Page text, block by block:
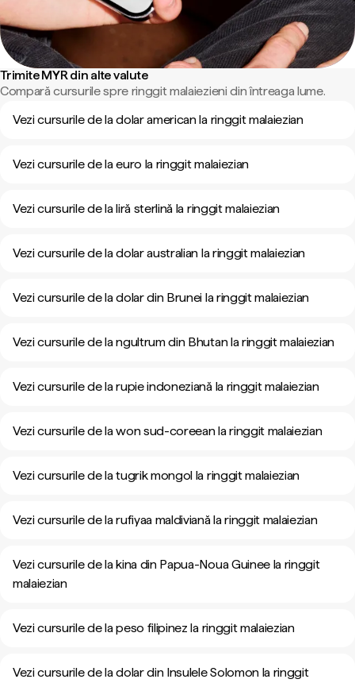
Trimite MYR din alte valute
Compară cursurile spre ringgit malaiezieni din întreaga lume.
Vezi cursurile de la dolar american la ringgit malaiezian
Vezi cursurile de la euro la ringgit malaiezian
Vezi cursurile de la liră sterlină la ringgit malaiezian
Vezi cursurile de la dolar australian la ringgit malaiezian
Vezi cursurile de la dolar din Brunei la ringgit malaiezian
Vezi cursurile de la ngultrum din Bhutan la ringgit malaiezian
Vezi cursurile de la rupie indoneziană la ringgit malaiezian
Vezi cursurile de la won sud-coreean la ringgit malaiezian
Vezi cursurile de la tugrik mongol la ringgit malaiezian
Vezi cursurile de la rufiyaa maldiviană la ringgit malaiezian
Vezi cursurile de la kina din Papua-Noua Guinee la ringgit
malaiezian
Vezi cursurile de la peso filipinez la ringgit malaiezian
Vezi cursurile de la dolar din Insulele Solomon la ringgit